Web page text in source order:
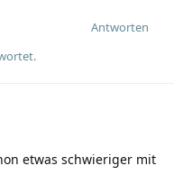
Antworten
etwas schwieriger mit